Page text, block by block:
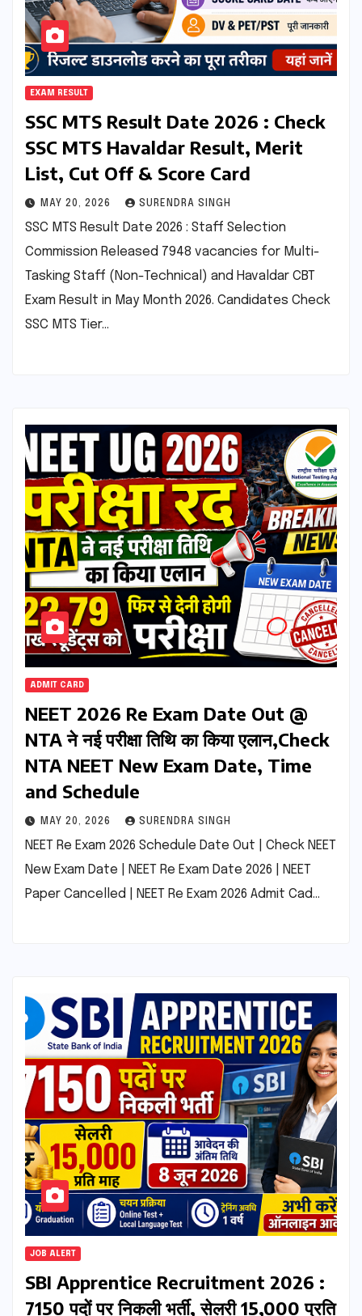
EXAM RESULT
SSC MTS Result Date 2026 : Check
SSC MTS Havaldar Result, Merit
List, Cut Off & Score Card
MAY 20, 2026 SURENDRA SINGH
SSC MTS Result Date 2026 : Staff Selection
Commission Released 7948 vacancies for Multi-
Tasking Staff (Non-Technical) and Havaldar CBT
Exam Result in May Month 2026. Candidates Check
SSC MTS Tier…
ADMIT CARD
NEET 2026 Re Exam Date Out @
NTA ने नई परीक्षा तिथि का किया एलान,Check
NTA NEET New Exam Date, Time
and Schedule
MAY 20, 2026 SURENDRA SINGH
NEET Re Exam 2026 Schedule Date Out | Check NEET
New Exam Date | NEET Re Exam Date 2026 | NEET
Paper Cancelled | NEET Re Exam 2026 Admit Cad…
JOB ALERT
SBI Apprentice Recruitment 2026 :
7150 पदों पर निकली भर्ती, सेलरी 15,000 प्रति